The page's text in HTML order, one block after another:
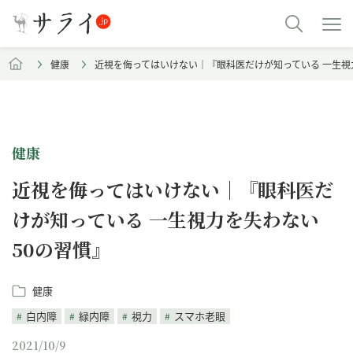
健康 近視を侮ってはいけない｜『眼科医だけが知っている 一生
健康
近視を侮ってはいけない｜『眼科医だ
けが知っている 一生視力を失わない
50の習慣』
健康
白内障
緑内障 視力 スマホ老眼
2021/10/9